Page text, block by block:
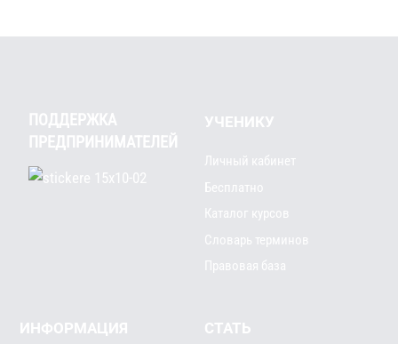
ПОДДЕРЖКА
ПРЕДПРИНИМАТЕЛЕЙ
УЧЕНИКУ
Личный кабинет
Бесплатно
Каталог курсов
Словарь терминов
Правовая база
ИНФОРМАЦИЯ
СТАТЬ